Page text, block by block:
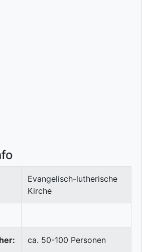
Evangelisch-lutherische
Kirche
ca. 50-100 Personen